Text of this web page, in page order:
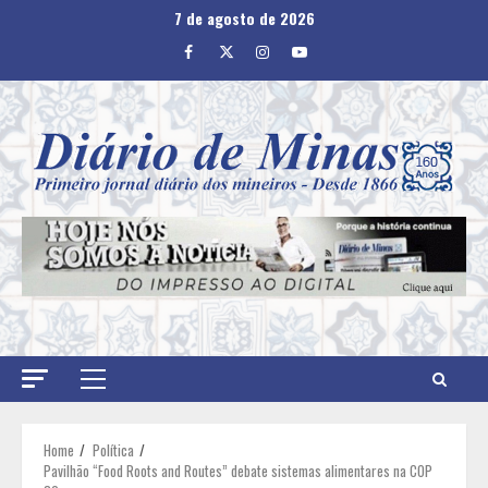
7 de agosto de 2026
Facebook
TwitterInstagram
Youtube
Primary
Home
Política
Pavilhão “Food Roots and Routes” debate sistemas alimentares na COP